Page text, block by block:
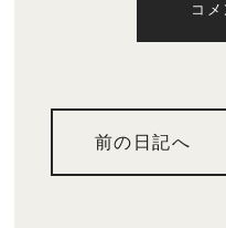
コ
前の日記へ